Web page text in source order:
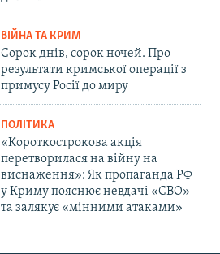
ВІЙНА ТА КРИМ
Сорок днів, сорок ночей. Про
результати кримської операції з
примусу Росії до миру
ПОЛІТИКА
«Короткострокова акція
перетворилася на війну на
виснаження»: Як пропаганда РФ
у Криму пояснює невдачі «СВО»
та залякує «мінними атаками»